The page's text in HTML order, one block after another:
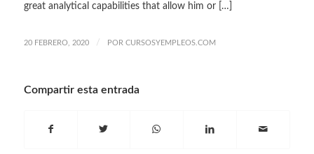
great analytical capabilities that allow him or […]
20 FEBRERO, 2020 / POR CURSOSYEMPLEOS.COM
Compartir esta entrada